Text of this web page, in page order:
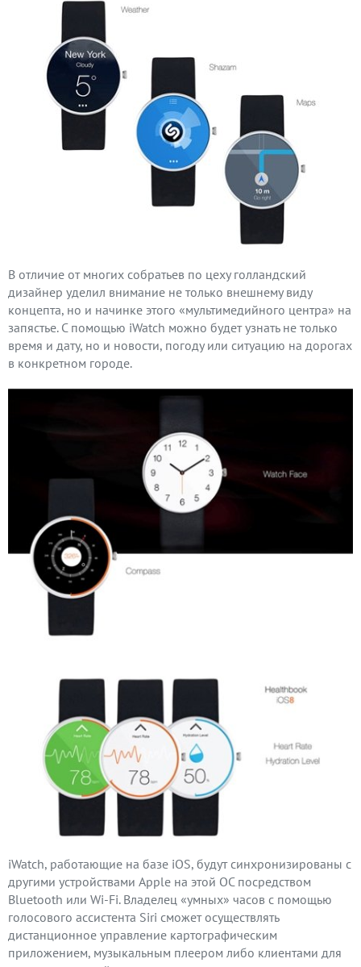
В отличие от многих собратьев по цеху голландский
дизайнер уделил внимание не только внешнему виду
концепта, но и начинке этого «мультимедийного центра» на
запястье. С помощью iWatch можно будет узнать не только
время и дату, но и новости, погоду или ситуацию на дорогах
в конкретном городе.
iWatch, работающие на базе iOS, будут синхронизированы с
другими устройствами Apple на этой ОС посредством
Bluetooth или Wi-Fi. Владелец «умных» часов с помощью
голосового ассистента Siri сможет осуществлять
дистанционное управление картографическим
приложением, музыкальным плеером либо клиентами для